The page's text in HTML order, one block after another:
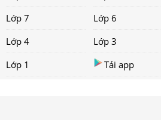
Lớp 7
Lớp 6
Lớp 4
Lớp 3
Lớp 1
Tải app